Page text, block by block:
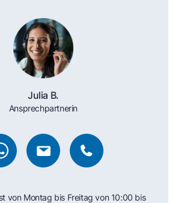
Julia B.
Ansprechpartnerin
von Montag bis Freitag von 10:00 bis